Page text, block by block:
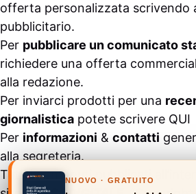
offerta personalizzata scrivendo
pubblicitario.
Per pubblicare un comunicato
richiedere una offerta
alla redazione.
Per inviarci prodotti per una
giornalistica potete scrivere QUI
Per informazioni & contatti
allasegreteria.
Tutti i contenuti pubblicati
NUOVO · GRATUITO